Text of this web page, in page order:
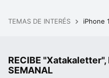
TEMAS DE INTERÉS iPhone
RECIBE "Xatakaletter",
SEMANAL